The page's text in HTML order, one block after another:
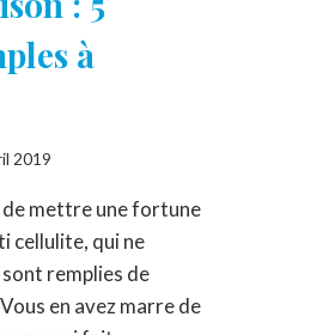
à
2019
de mettre une fortune
cellulite, qui ne
remplies de
en avez marre de